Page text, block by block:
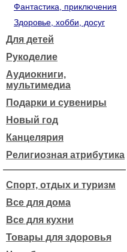
Фантастика, приключения
Здоровье, хобби, досуг
Для детей
Рукоделие
Аудиокниги,
мультимедиа
Подарки и сувениры
Новый год
Канцелярия
Религиозная атрибутика
Спорт, отдых и туризм
Все для дома
Все для кухни
Товары для здоровья